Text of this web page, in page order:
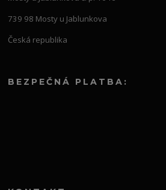
739 98 Mosty u Jablunkova
Česká republika
BEZPEČNÁ PLATBA: